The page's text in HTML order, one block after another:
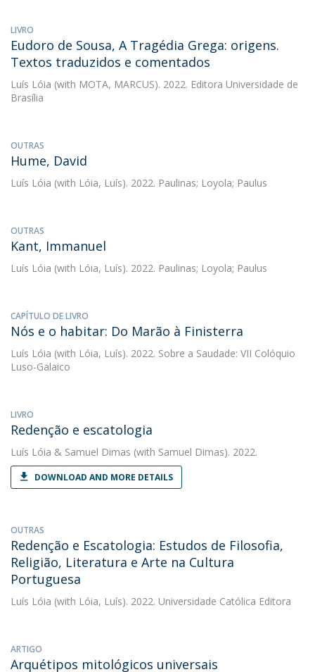
LIVRO
Eudoro de Sousa, A Tragédia Grega: origens.
Textos traduzidos e comentados
Luís Lóia (with MOTA, MARCUS). 2022. Editora Universidade de
Brasília
OUTRAS
Hume, David
Luís Lóia (with Lóia, Luís). 2022. Paulinas; Loyola; Paulus
OUTRAS
Kant, Immanuel
Luís Lóia (with Lóia, Luís). 2022. Paulinas; Loyola; Paulus
CAPÍTULO DE LIVRO
Nós e o habitar: Do Marão à Finisterra
Luís Lóia (with Lóia, Luís). 2022. Sobre a Saudade: VII Colóquio
Luso-Galaico
LIVRO
Redenção e escatologia
Luís Lóia & Samuel Dimas (with Samuel Dimas). 2022.
DOWNLOAD AND MORE DETAILS
OUTRAS
Redenção e Escatologia: Estudos de Filosofia,
Religião, Literatura e Arte na Cultura
Portuguesa
Luís Lóia (with Lóia, Luís). 2022. Universidade Católica Editora
ARTIGO
Arquétipos mitológicos universais